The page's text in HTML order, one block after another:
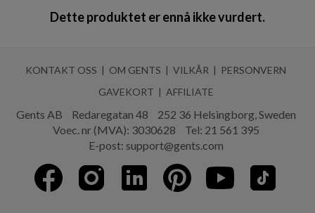
Dette produktet er ennå ikke vurdert.
KONTAKT OSS OM GENTS VILKÅR
PERSONVERN
GAVEKORT
AFFILIATE
Gents AB Redaregatan 48
252 36 Helsingborg, Sweden
Voec. nr (MVA): 3030628
Tel: 21 561 395
E-post: support@gents.com